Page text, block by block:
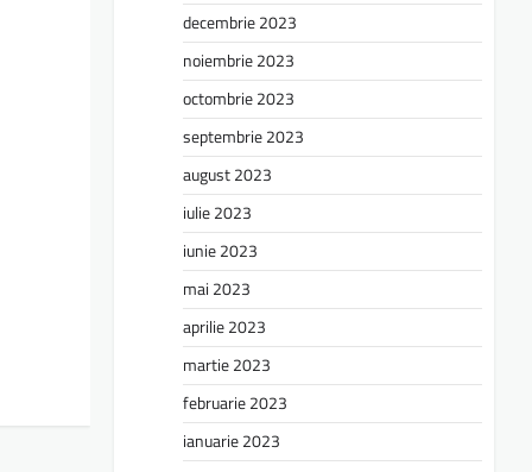
decembrie 2023
noiembrie 2023
octombrie 2023
septembrie 2023
august 2023
iulie 2023
iunie 2023
mai 2023
aprilie 2023
martie 2023
februarie 2023
ianuarie 2023